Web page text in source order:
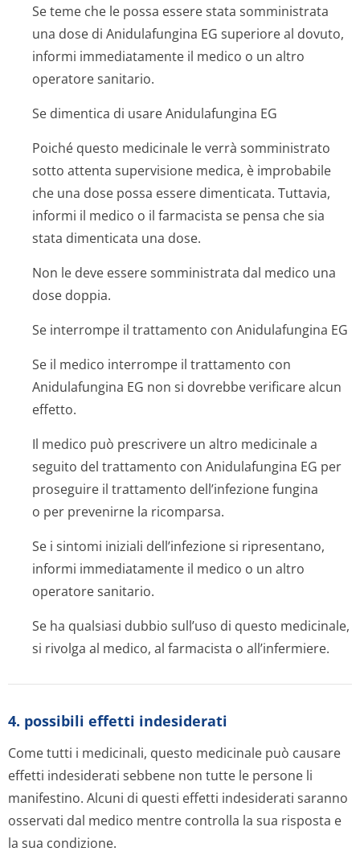
Se teme che le possa essere stata somministrata
una dose di Anidulafungina EG superiore al dovuto,
informi immediatamente il medico o un altro
operatore sanitario.
Se dimentica di usare Anidulafungina EG
Poiché questo medicinale le verrà somministrato
sotto attenta supervisione medica, è improbabile
che una dose possa essere dimenticata. Tuttavia,
informi il medico o il farmacista se pensa che sia
stata dimenticata una dose.
Non le deve essere somministrata dal medico una
dose doppia.
Se interrompe il trattamento con Anidulafungina EG
Se il medico interrompe il trattamento con
Anidulafungina EG non si dovrebbe verificare alcun
effetto.
Il medico può prescrivere un altro medicinale a
seguito del trattamento con Anidulafungina EG per
proseguire il trattamento dell’infezione fungina
o per prevenirne la ricomparsa.
Se i sintomi iniziali dell’infezione si ripresentano,
informi immediatamente il medico o un altro
operatore sanitario.
Se ha qualsiasi dubbio sull’uso di questo medicinale,
si rivolga al medico, al farmacista o all’infermiere.
4. possibili effetti indesiderati
Come tutti i medicinali, questo medicinale può causare
effetti indesiderati sebbene non tutte le persone li
manifestino. Alcuni di questi effetti indesiderati saranno
osservati dal medico mentre controlla la sua risposta e
la sua condizione.